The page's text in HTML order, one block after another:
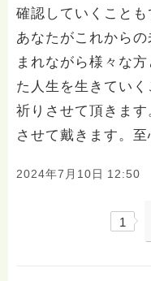
確認していくことも
あなたがこれから
まれながら様々な
た人生を生きてい
祈りさせて頂きま
させて戴きます。至
2024年7月10日 12:50
1